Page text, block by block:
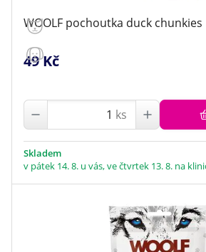
WOOLF pochoutka duck chunkies
49 Kč
ks
Skladem
v pátek 14. 8. u vás, ve čtvrtek 13. 8. na